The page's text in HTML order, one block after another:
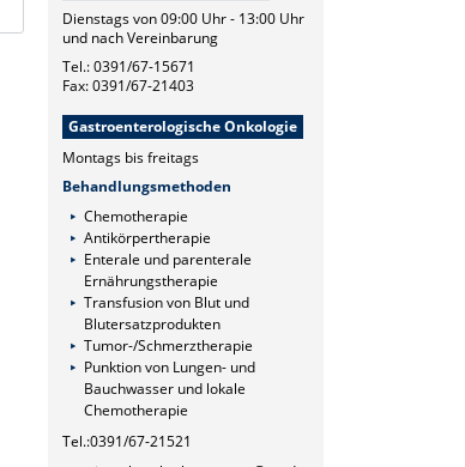
Dienstags von 09:00 Uhr - 13:00 Uhr
und nach Vereinbarung
Tel.: 0391/67-15671
Fax: 0391/67-21403
Gastroenterologische Onkologie
Montags bis freitags
Behandlungsmethoden
Chemotherapie
Antikörpertherapie
Enterale und parenterale
Ernährungstherapie
Transfusion von Blut und
Blutersatzprodukten
Tumor-/Schmerztherapie
Punktion von Lungen- und
Bauchwasser und lokale
Chemotherapie
Tel.:0391/67-21521